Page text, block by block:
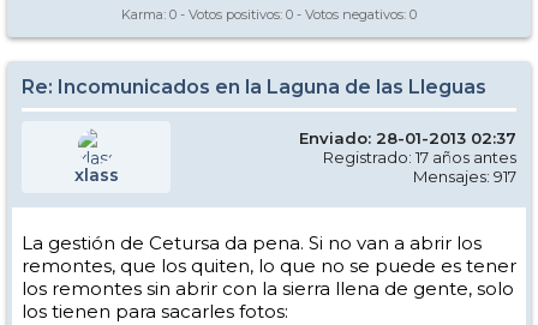
Karma: 0 - Votos positivos: 0 - Votos negativos: 0
Re: Incomunicados en la Laguna de las Lleguas
xlass
Enviado: 28-01-2013 02:37
Registrado: 17 años antes
Mensajes: 917
La gestión de Cetursa da pena. Si no van a abrir los
remontes, que los quiten, lo que no se puede es tener
los remontes sin abrir con la sierra llena de gente, solo
los tienen para sacarles fotos: